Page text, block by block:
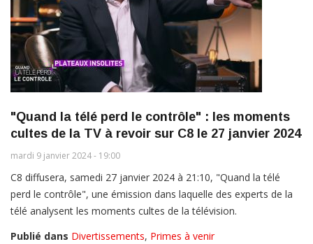
"Quand la télé perd le contrôle" : les moments
cultes de la TV à revoir sur C8 le 27 janvier 2024
mardi 9 janvier 2024 - 19:00
C8 diffusera, samedi 27 janvier 2024 à 21:10, "Quand la télé
perd le contrôle", une émission dans laquelle des experts de la
télé analysent les moments cultes de la télévision.
Publié dans Divertissements, Primes à venir